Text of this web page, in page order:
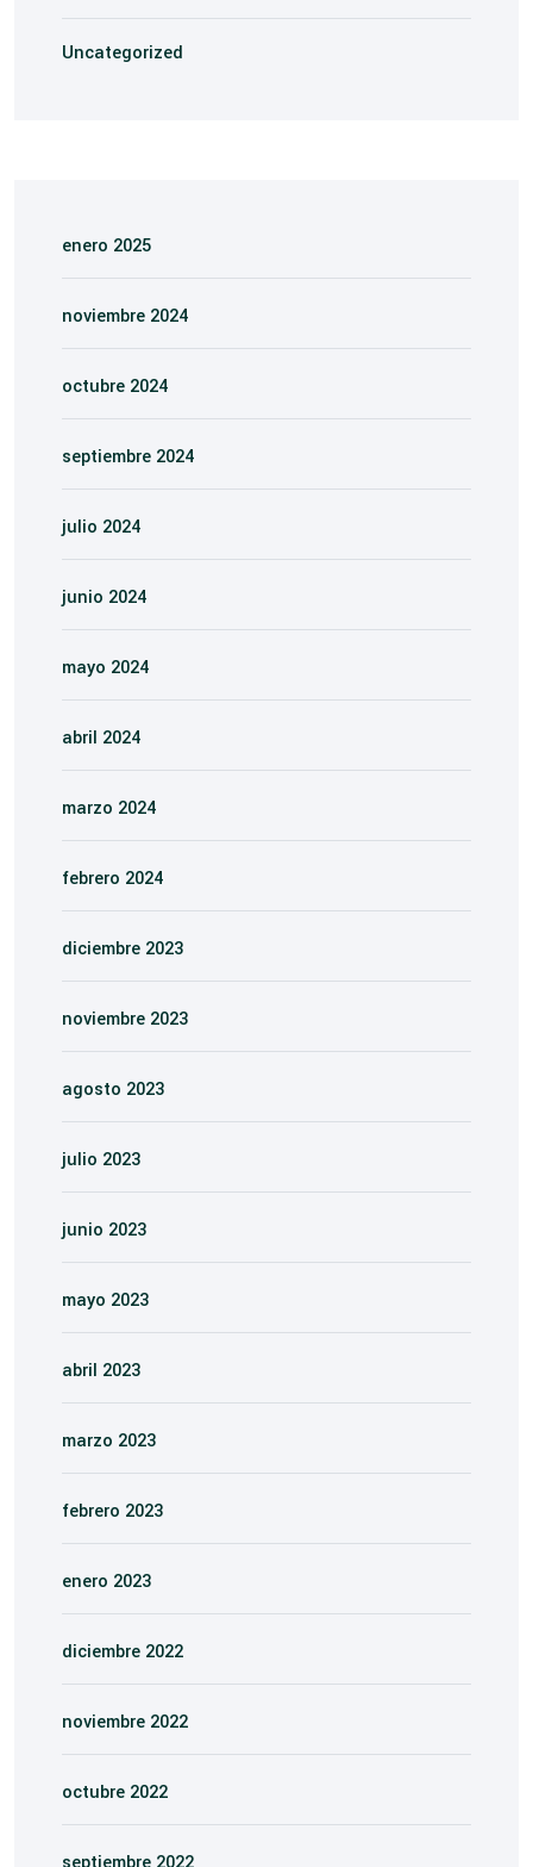
Uncategorized
enero 2025
noviembre 2024
octubre 2024
septiembre 2024
julio 2024
junio 2024
mayo 2024
abril 2024
marzo 2024
febrero 2024
diciembre 2023
noviembre 2023
agosto 2023
julio 2023
junio 2023
mayo 2023
abril 2023
marzo 2023
febrero 2023
enero 2023
diciembre 2022
noviembre 2022
octubre 2022